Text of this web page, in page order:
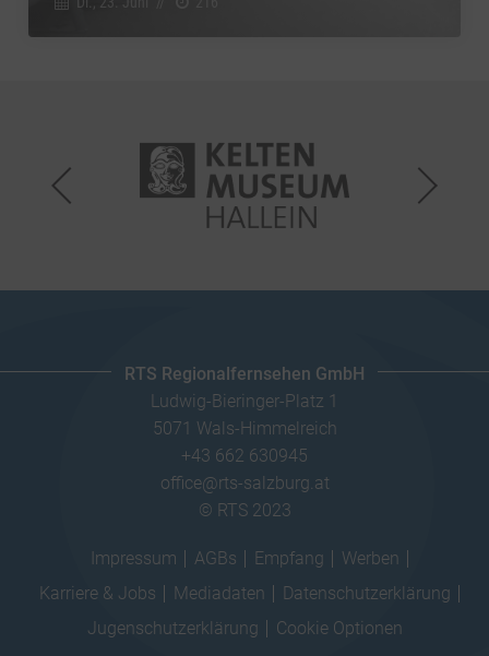
RTS Regionalfernsehen GmbH
Ludwig-Bieringer-Platz 1
5071 Wals-Himmelreich
+43 662 630945
office@rts-salzburg.at
© RTS 2023
Impressum AGBs Empfang
Werben
Karriere & Jobs
Mediadaten
Datenschutzerklärung
Jugenschutzerklärung
Cookie Optionen